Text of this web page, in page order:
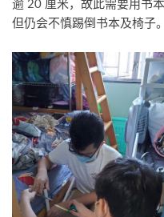
逾 20 厘米，故此需要用书
但仍会不慎踢倒书本及椅子。